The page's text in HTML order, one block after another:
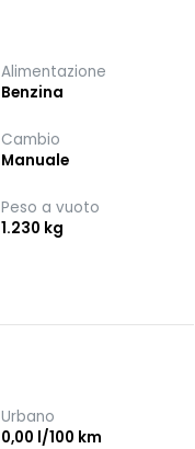
Alimentazione
Benzina
Cambio
Manuale
Peso a vuoto
1.230 kg
Urbano
0,00 l/100 km